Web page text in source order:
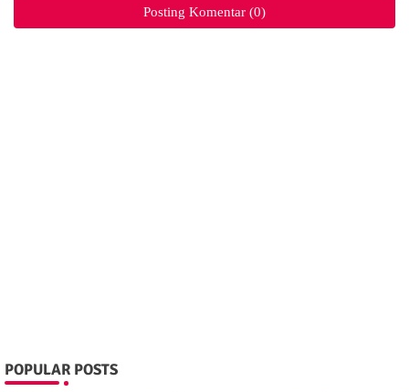
Posting Komentar (0)
POPULAR POSTS